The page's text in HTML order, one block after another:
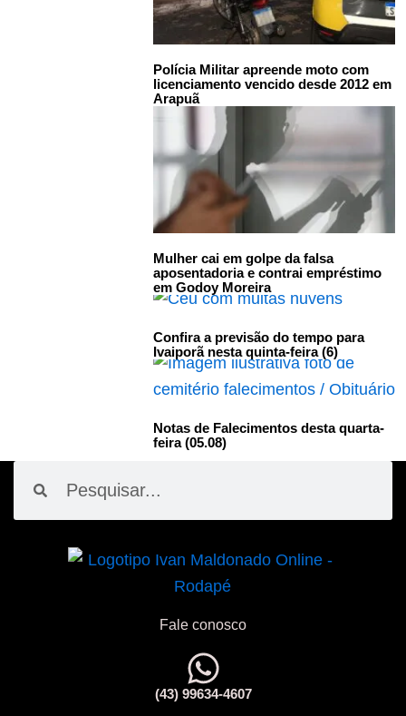
Polícia Militar apreende moto com
licenciamento vencido desde 2012 em
Arapuã
Mulher cai em golpe da falsa
aposentadoria e contrai empréstimo
em Godoy Moreira
Confira a previsão do tempo para
Ivaiporã nesta quinta-feira (6)
Notas de Falecimentos desta quarta-
feira (05.08)
Fale conosco
(43) 99634-4607